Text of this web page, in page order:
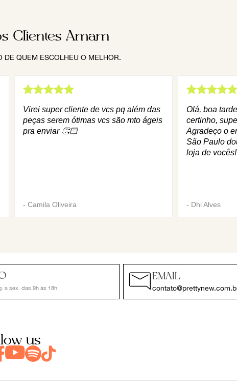
Clientes Amam
DE QUEM ESCOLHEU O MELHOR.
Virei super cliente de vcs pq além das
peças serem ótimas vcs são mto ágeis
pra enviar 👏🏻
- Camila Oliveira
Olá, boa
certinho,
Agradeço o
São Paulo
loja de
- Dhi Alves
a sex. das 9h às 18h
EMAIL
us